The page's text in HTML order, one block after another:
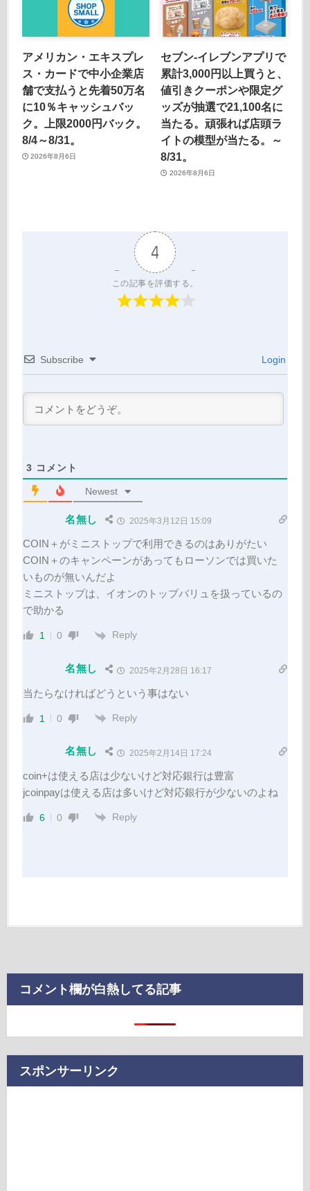
アメリカン・エキスプレ
ス・カードで中小企業店
舗で支払うと先着50万名
に10％キャッシュバッ
ク。上限2000円バック。
8/4～8/31。
2026年8月6日
セブン‐イレブンアプリで
累計3,000円以上買うと、
値引きクーポンや限定グ
ッズが抽選で21,100名に
当たる。頑張れば店頭ラ
イトの模型が当たる。～
8/31。
2026年8月6日
4
この記事を評価する。
Subscribe Login
3 コメント
Newest
名無し 2025年3月12日 15:09
COIN＋がミニストップで利用できるのはありがたい
COIN＋のキャンペーンがあってもローソンでは買いた
いものが無いんだよ
ミニストップは、イオンのトップバリュを扱っているの
で助かる
1 0 Reply
名無し 2025年2月28日 16:17
当たらなければどうという事はない
1 0 Reply
名無し 2025年2月14日 17:24
coin+は使える店は少ないけど対応銀行は豊富
jcoinpayは使える店は多いけど対応銀行が少ないのよね
6 0 Reply
コメント欄が白熱してる記事
スポンサーリンク